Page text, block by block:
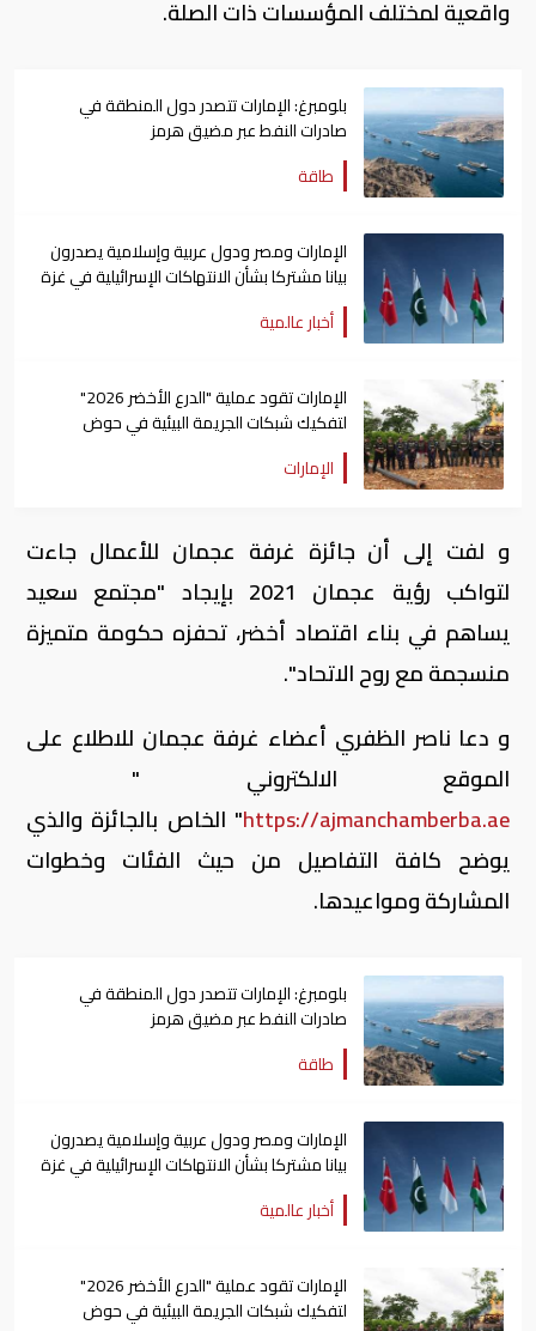
واقعية لمختلف المؤسسات ذات الصلة.
بلومبرغ: الإمارات تتصدر دول المنطقة في
صادرات النفط عبر مضيق هرمز
طاقة
الإمارات ومصر ودول عربية وإسلامية يصدرون
بيانا مشتركا بشأن الانتهاكات الإسرائيلية في غزة
أخبار عالمية
الإمارات تقود عملية "الدرع الأخضر 2026"
لتفكيك شبكات الجريمة البيئية في حوض
الأمازون
الإمارات
و لفت إلى أن جائزة غرفة عجمان للأعمال جاءت
لتواكب رؤية عجمان 2021 بإيجاد "مجتمع سعيد
يساهم في بناء اقتصاد أخضر، تحفزه حكومة متميزة
منسجمة مع روح الاتحاد".
و دعا ناصر الظفري أعضاء غرفة عجمان للاطلاع على
الموقع الالكتروني "
https://ajmanchamberba.ae" الخاص بالجائزة والذي
يوضح كافة التفاصيل من حيث الفئات وخطوات
المشاركة ومواعيدها.
بلومبرغ: الإمارات تتصدر دول المنطقة في
صادرات النفط عبر مضيق هرمز
طاقة
الإمارات ومصر ودول عربية وإسلامية يصدرون
بيانا مشتركا بشأن الانتهاكات الإسرائيلية في غزة
أخبار عالمية
الإمارات تقود عملية "الدرع الأخضر 2026"
لتفكيك شبكات الجريمة البيئية في حوض